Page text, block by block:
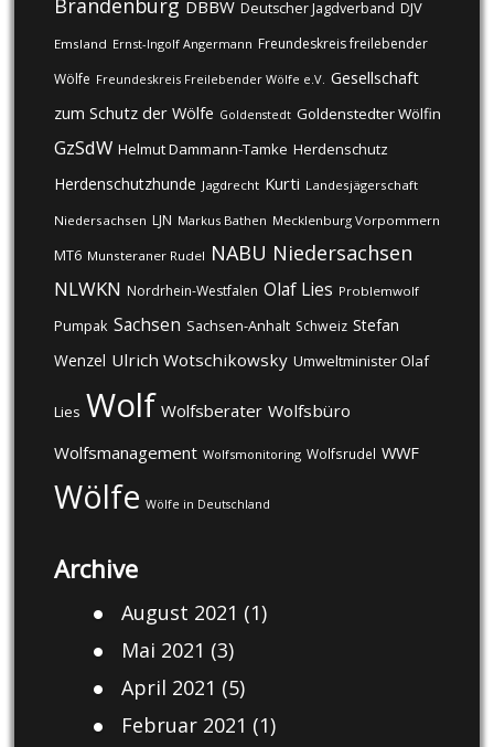
DBBW Deutscher Jagdverband DJV
Emsland Ernst-Ingolf Angermann Freundeskreis freilebender
Wölfe Freundeskreis Freilebender Wölfe e.V. Gesellschaft
zum Schutz der Wölfe Goldenstedt Goldenstedter Wölfin
GzSdW Helmut Dammann-Tamke Herdenschutz
Herdenschutzhunde Jagdrecht Kurti Landesjägerschaft
Niedersachsen LJN Markus Bathen Mecklenburg Vorpommern
MT6 Munsteraner Rudel NABU Niedersachsen
NLWKN Nordrhein-Westfalen Olaf Lies Problemwolf
Pumpak Sachsen Sachsen-Anhalt Schweiz Stefan
Wenzel Ulrich Wotschikowsky Umweltminister Olaf
Lies Wolf Wolfsberater Wolfsbüro
Wolfsmanagement Wolfsmonitoring Wolfsrudel WWF
Wölfe Wölfe in Deutschland
Archive
August 2021 (1)
Mai 2021 (3)
April 2021 (5)
Februar 2021 (1)